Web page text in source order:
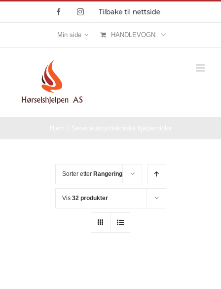
FacebookInstagram
Tilbake
Min side HANDLEVOGN
Sorter etter Rangering
Vis 32 produkter